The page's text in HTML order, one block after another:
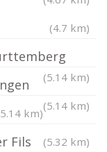
(4.7 km)
(5.14 km)
(5.14 km)
km)
Fils (5.32 km)